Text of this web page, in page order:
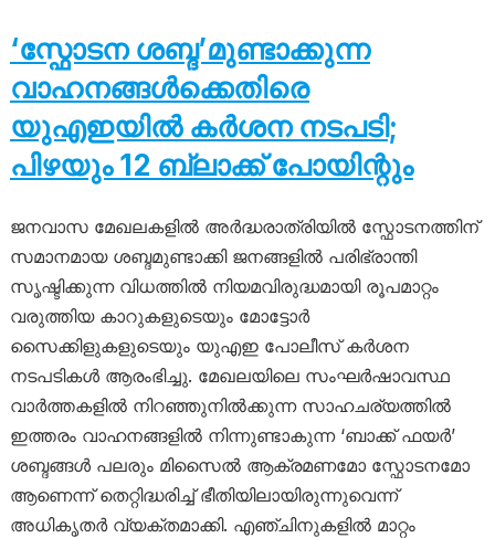
‘സ്ഫോടന ശബ്ദ’മുണ്ടാക്കുന്ന
വാഹനങ്ങൾക്കെതിരെ
യുഎഇയിൽ കർശന നടപടി;
പിഴയും 12 ബ്ലാക്ക് പോയിന്റും
ജനവാസ മേഖലകളിൽ അർദ്ധരാത്രിയിൽ സ്ഫോടനത്തിന്
സമാനമായ ശബ്ദമുണ്ടാക്കി ജനങ്ങളിൽ പരിഭ്രാന്തി
സൃഷ്ടിക്കുന്ന വിധത്തിൽ നിയമവിരുദ്ധമായി രൂപമാറ്റം
വരുത്തിയ കാറുകളുടെയും മോട്ടോർ
സൈക്കിളുകളുടെയും യുഎഇ പോലീസ് കർശന
നടപടികൾ ആരംഭിച്ചു. മേഖലയിലെ സംഘർഷാവസ്ഥ
വാർത്തകളിൽ നിറഞ്ഞുനിൽക്കുന്ന സാഹചര്യത്തിൽ
ഇത്തരം വാഹനങ്ങളിൽ നിന്നുണ്ടാകുന്ന ‘ബാക്ക് ഫയർ’
ശബ്ദങ്ങൾ പലരും മിസൈൽ ആക്രമണമോ സ്ഫോടനമോ
ആണെന്ന് തെറ്റിദ്ധരിച്ച് ഭീതിയിലായിരുന്നുവെന്ന്
അധികൃതർ വ്യക്തമാക്കി. എഞ്ചിനുകളിൽ മാറ്റം